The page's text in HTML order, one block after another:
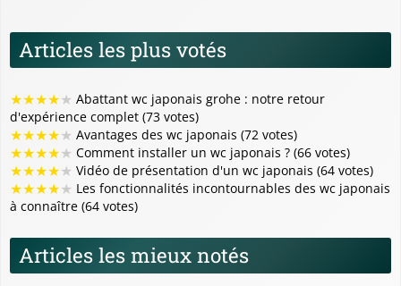
Articles les plus votés
★★★★★ Abattant wc japonais grohe : notre retour
d'expérience complet (73 votes)
★★★★★ Avantages des wc japonais (72 votes)
★★★★★ Comment installer un wc japonais ? (66 votes)
★★★★★ Vidéo de présentation d'un wc japonais (64 votes)
★★★★★ Les fonctionnalités incontournables des wc japonais
à connaître (64 votes)
Articles les mieux notés